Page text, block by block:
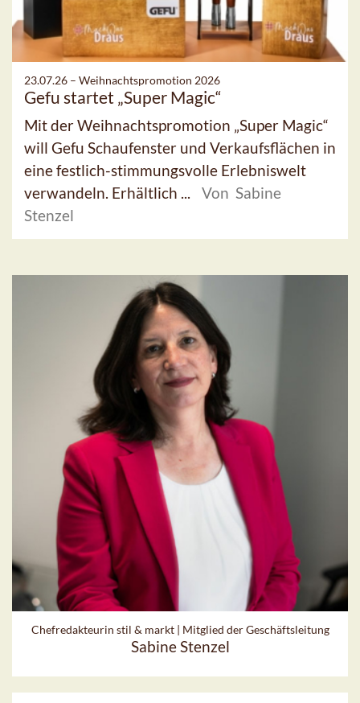
23.07.26 – Weihnachtspromotion 2026
Gefu startet „Super Magic“
Mit der Weihnachtspromotion „Super Magic“
will Gefu Schaufenster und Verkaufsflächen in
eine festlich-stimmungsvolle Erlebniswelt
verwandeln. Erhältlich ...
Von Sabine
Stenzel
Chefredakteurin stil & markt | Mitglied der Geschäftsleitung
Sabine Stenzel